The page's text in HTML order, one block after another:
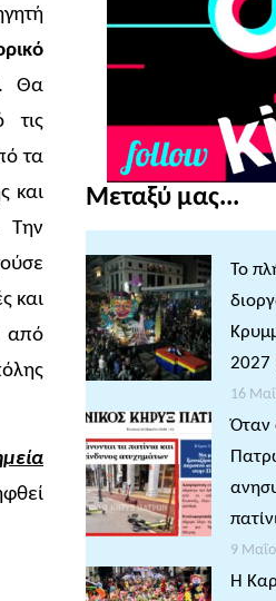
Θα
τις
τα
και
Την
και
από
Μεταξύ μας...
Το
2027
16
Όταν
9
Η